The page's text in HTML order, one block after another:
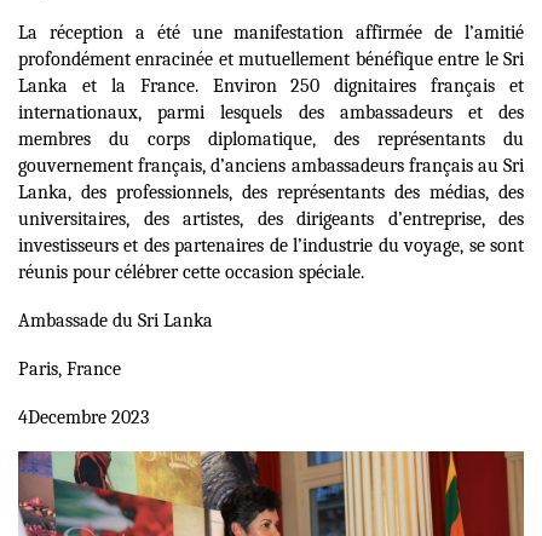
La réception a été une manifestation affirmée de l’amitié
profondément enracinée et mutuellement bénéfique entre le Sri
Lanka et la France. Environ 250 dignitaires français et
internationaux, parmi lesquels des ambassadeurs et des
membres du corps diplomatique, des représentants du
gouvernement français, d’anciens ambassadeurs français au Sri
Lanka, des professionnels, des représentants des médias, des
universitaires, des artistes, des dirigeants d’entreprise, des
investisseurs et des partenaires de l’industrie du voyage, se sont
réunis pour célébrer cette occasion spéciale.
Ambassade du Sri Lanka
Paris, France
4Decembre 2023